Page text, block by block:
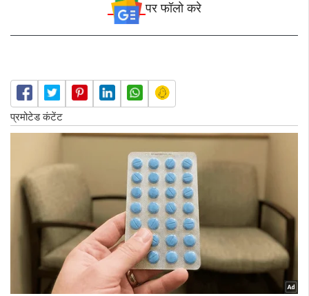
पर फॉलो करे